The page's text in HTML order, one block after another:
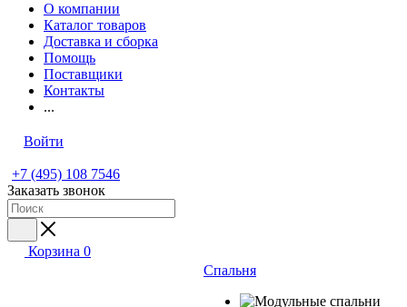
О компании
Каталог товаров
Доставка и сборка
Помощь
Поставщики
Контакты
...
Войти
+7 (495) 108 7546
Заказать звонок
Корзина 0
Спальня